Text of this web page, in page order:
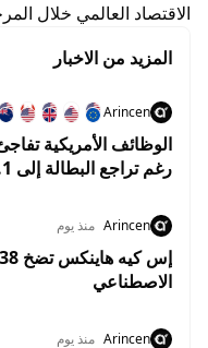
الاقتصاد العالمي خلال
المزيد من الاخبار
Arincen
رغم تراجع البطالة إلى 4.1%
Arincen منذ يوم
الاصطناعي
Arincen منذ يوم